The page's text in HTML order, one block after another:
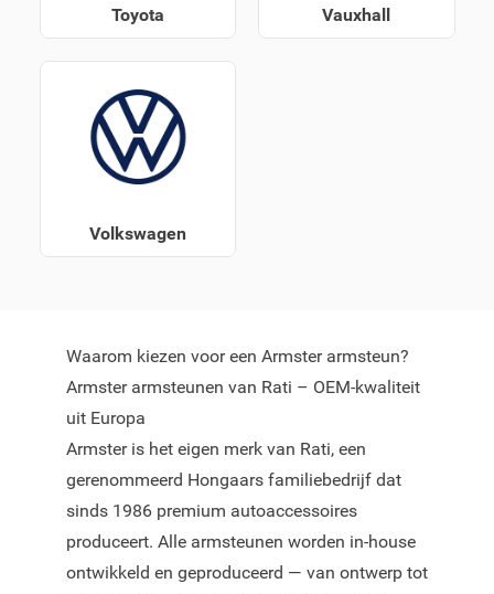
Toyota Vauxhall
Volkswagen
Waarom kiezen voor een Armster armsteun?
Armster armsteunen van Rati – OEM-kwaliteit
uit Europa
Armster is het eigen merk van Rati, een
gerenommeerd Hongaars familiebedrijf dat
sinds 1986 premium autoaccessoires
produceert. Alle armsteunen worden in-house
ontwikkeld en geproduceerd — van ontwerp tot